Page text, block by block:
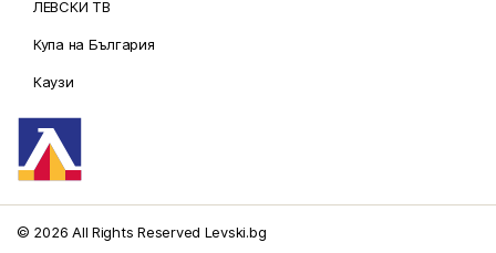
ЛЕВСКИ ТВ
Купа на България
Каузи
© 2026 All Rights Reserved Levski.bg